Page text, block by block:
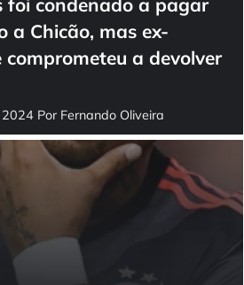
a Chicão, mas ex-
comprometeu a devolver
2024 Por Fernando Oliveira